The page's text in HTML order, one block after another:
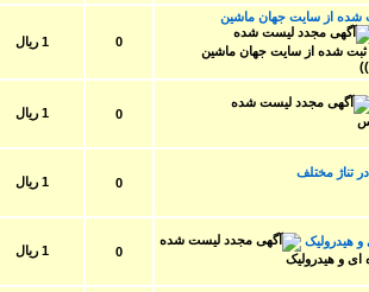
شده از سایت جهان ماشین
مختلف